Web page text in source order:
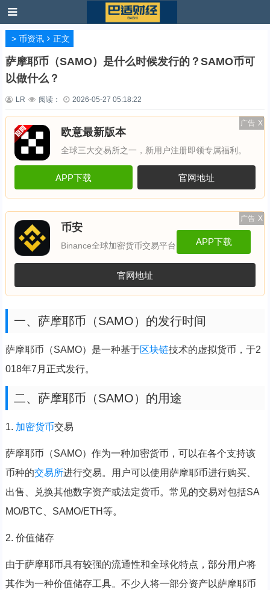
> 币资讯 正文
萨摩耶币（SAMO）是什么时候发行的？SAMO币可
以做什么？
LR 阅读： 2026-05-27 05:18:22
广告 X
欧意最新版本
全球三大交易所之一，新用户注册即领专属福利。
APP下载 官网地址
广告 X
币安
Binance全球加密货币交易平台 APP下载
官网地址
一、萨摩耶币（SAMO）的发行时间
萨摩耶币（SAMO）是一种基于区块链技术的虚拟货币，于2
018年7月正式发行。
二、萨摩耶币（SAMO）的用途
1. 加密货币交易
萨摩耶币（SAMO）作为一种加密货币，可以在各个支持该
币种的交易所进行交易。用户可以使用萨摩耶币进行购买、
出售、兑换其他数字资产或法定货币。常见的交易对包括SA
MO/BTC、SAMO/ETH等。
2. 价值储存
由于萨摩耶币具有较强的流通性和全球化特点，部分用户将
其作为一种价值储存工具。不少人将一部分资产以萨摩耶币